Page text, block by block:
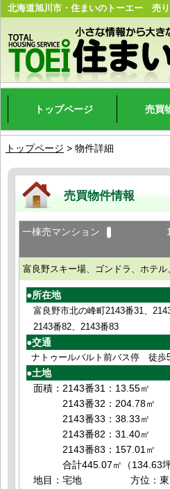
北海道旭川市・住まいのトーエー 売
トップページ 売買
トップページ > 物件詳細
売買物件情報
一棟売マンション
富良野スキー場、ゴンドラ、ホテ
●所在地
富良野市北の峰町2143番31、
2143番82、2143番83
●交通
ナトゥールバルト前バス停 徒歩
●土地
面積：2143番31：13.55㎡
2143番32：204.78㎡
2143番33：38.33㎡
2143番82：31.40㎡
2143番83：157.01
合計445.07㎡（134.63坪
地目：宅地 方位：東